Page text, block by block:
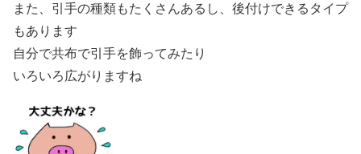
また、引手の種類もたくさんあるし、後付けできるタイプ
もあります
自分で共布で引手を飾ってみたり
いろいろ広がりますね